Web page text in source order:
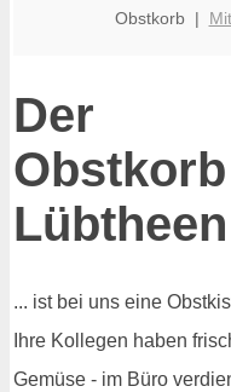
Obstkorb |
Der
Lübtheen
... ist bei uns eine
Ihre Kollegen haben
Gemüse - im Büro